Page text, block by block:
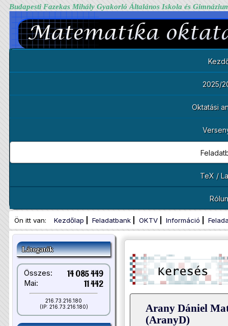
Budapesti Fazekas Mihály Gyakorló Általános Iskola és
2025/
Oktatási
TeX /
Ön itt van: Kezdőlap Feladatbank OKTV Információ
Látogatók
Összes: 14 085 449
Mai: 11 442
216.73.216.180
(IP: 216.73.216.180)
Arany Dániel
(AranyD)